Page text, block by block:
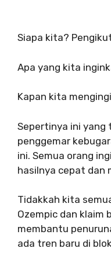
Siapa kita?
Apa yang kita
Kapan kita
Sepertinya ini yang
penggemar
ini. Semua orang
hasilnya cepat dan
Tidakkah kita
Ozempic dan klaim
membantu
ada tren baru di